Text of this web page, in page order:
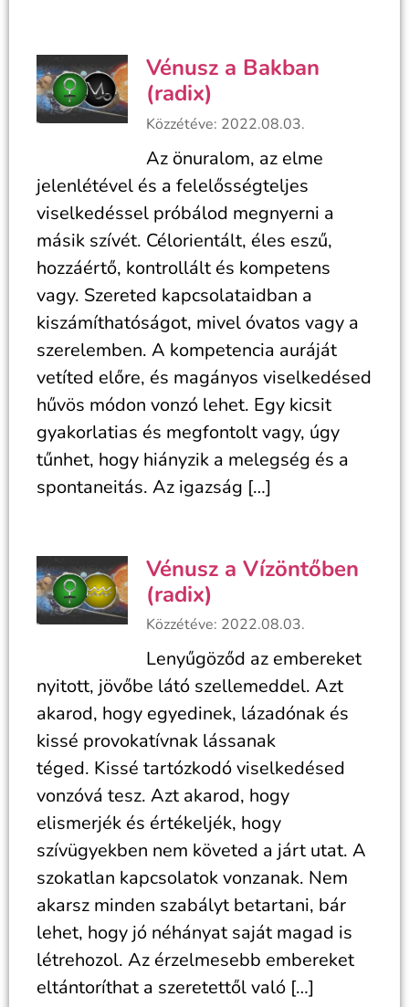
Vénusz a Bakban
(radix)
Közzétéve: 2022.08.03.
Az önuralom, az elme
jelenlétével és a felelősségteljes
viselkedéssel próbálod megnyerni a
másik szívét. Célorientált, éles eszű,
hozzáértő, kontrollált és kompetens
vagy. Szereted kapcsolataidban a
kiszámíthatóságot, mivel óvatos vagy a
szerelemben. A kompetencia auráját
vetíted előre, és magányos viselkedésed
hűvös módon vonzó lehet. Egy kicsit
gyakorlatias és megfontolt vagy, úgy
tűnhet, hogy hiányzik a melegség és a
spontaneitás. Az igazság […]
Vénusz a Vízöntőben
(radix)
Közzétéve: 2022.08.03.
Lenyűgöződ az embereket
nyitott, jövőbe látó szellemeddel. Azt
akarod, hogy egyedinek, lázadónak és
kissé provokatívnak lássanak
téged. Kissé tartózkodó viselkedésed
vonzóvá tesz. Azt akarod, hogy
elismerjék és értékeljék, hogy
szívügyekben nem követed a járt utat. A
szokatlan kapcsolatok vonzanak. Nem
akarsz minden szabályt betartani, bár
lehet, hogy jó néhányat saját magad is
létrehozol. Az érzelmesebb embereket
eltántoríthat a szeretettől való […]